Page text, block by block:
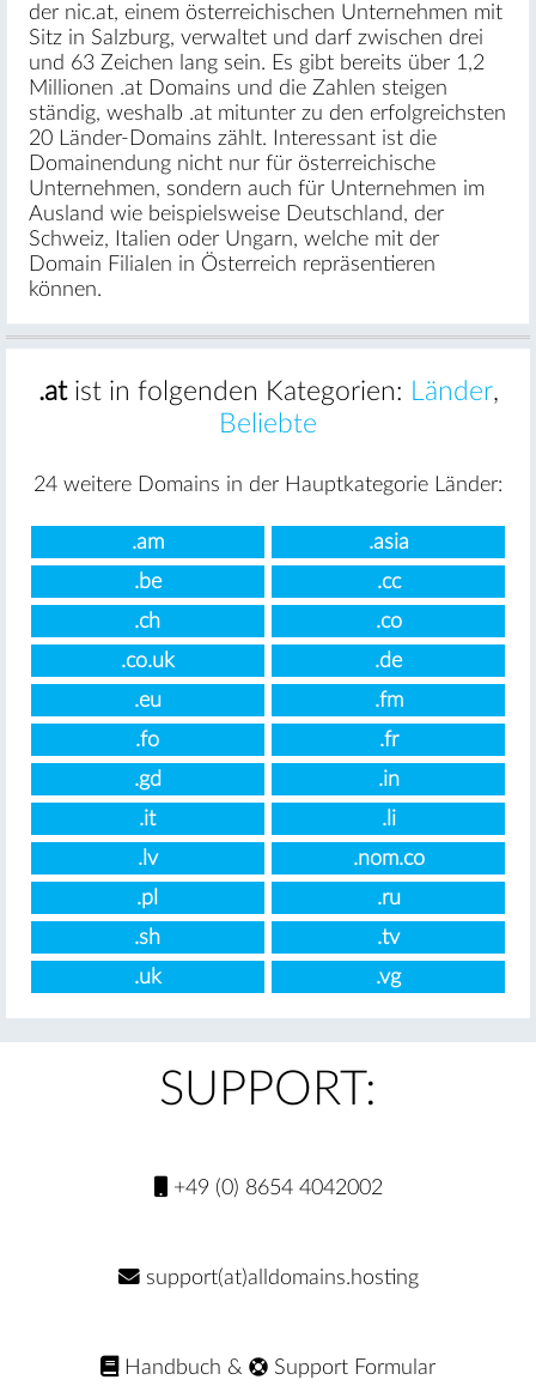
der nic.at, einem österreichischen Unternehmen mit
Sitz in Salzburg, verwaltet und darf zwischen drei
und 63 Zeichen lang sein. Es gibt bereits über 1,2
Millionen .at Domains und die Zahlen steigen
ständig, weshalb .at mitunter zu den erfolgreichsten
20 Länder-Domains zählt. Interessant ist die
Domainendung nicht nur für österreichische
Unternehmen, sondern auch für Unternehmen im
Ausland wie beispielsweise Deutschland, der
Schweiz, Italien oder Ungarn, welche mit der
Domain Filialen in Österreich repräsentieren
können.
.atist in folgenden Kategorien: Länder,
Beliebte
24 weitere Domains in der Hauptkategorie Länder:
.am
.asia
.be
.cc
.ch
.co
.co.uk
.de
.eu
.fm
.fo
.fr
.gd
.in
.it
.li
.lv
.nom.co
.pl
.ru
.sh
.tv
.uk
.vg
SUPPORT:
+49 (0) 8654 4042002
support(at)alldomains.hosting
Handbuch & Support Formular